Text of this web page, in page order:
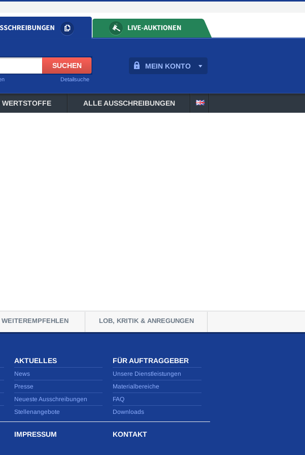
MEIN KONTO
Detailsuche
ALLE AUSSCHREIBUNGEN
LOB, KRITIK & ANREGUNGEN
AKTUELLES
News
Presse
Neueste Ausschreibungen
Stellenangebote
FÜR AUFTRAGGEBER
Unsere Dienstleistungen
Materialbereiche
FAQ
Downloads
IMPRESSUM KONTAKT